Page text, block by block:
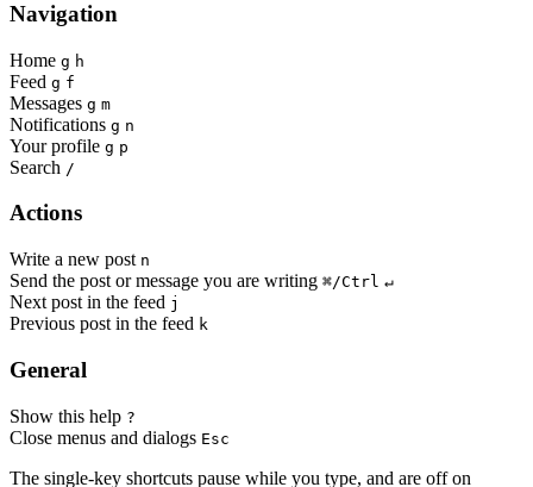
Navigation
Home g h
Feed g f
Messages g m
Notifications g n
Your profile g p
Search /
Actions
Write a new post n
Send the post or message you are writing ⌘/Ctrl ↵
Next post in the feed j
Previous post in the feed k
General
Show this help ?
Close menus and dialogs Esc
The single-key shortcuts pause while you type, and are off on